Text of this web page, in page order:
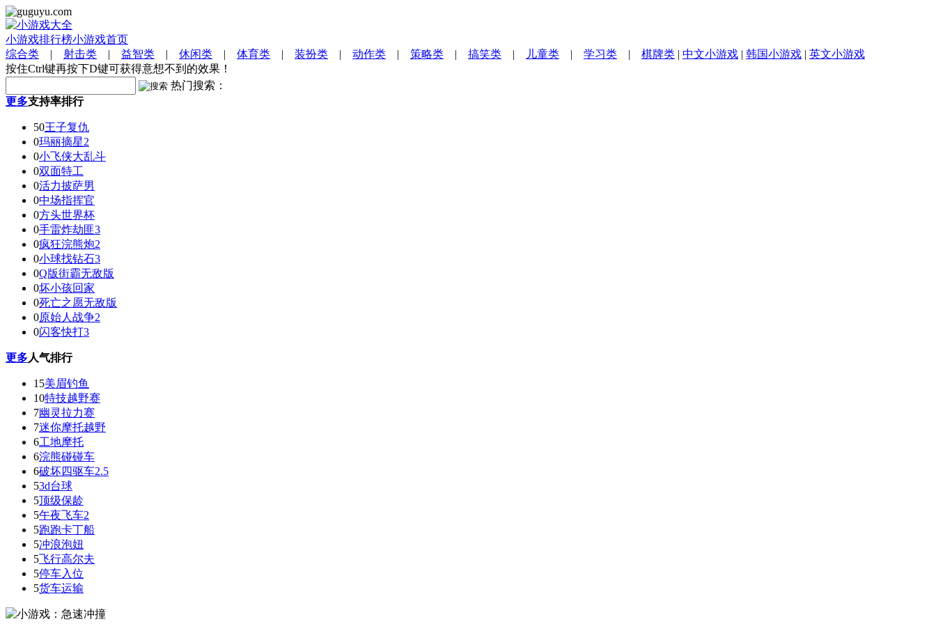
小游戏排行榜小游戏首页
综合类 | 射击类 | 益智类 | 休闲类 | 体育类 | 装扮类 | 动作类 | 策略类 | 搞笑类 | 儿童类 | 学习类 | 棋牌类 | 中文小游戏 | 韩国小游戏 | 英文小游戏
按住Ctrl键再按下D键可获得意想不到的效果！
热门搜索：
更多支持率排行
50王子复仇
0玛丽摘星2
0小飞侠大乱斗
0双面特工
0活力披萨男
0中场指挥官
0方头世界杯
0手雷炸劫匪3
0疯狂浣熊炮2
0小球找钻石3
0Q版街霸无敌版
0坏小孩回家
0死亡之愿无敌版
0原始人战争2
0闪客快打3
更多人气排行
15美眉钓鱼
10特技越野赛
7幽灵拉力赛
7迷你摩托越野
6工地摩托
6浣熊碰碰车
6破坏四驱车2.5
53d台球
5顶级保龄
5午夜飞车2
5跑跑卡丁船
5冲浪泡妞
5飞行高尔夫
5停车入位
5货车运输